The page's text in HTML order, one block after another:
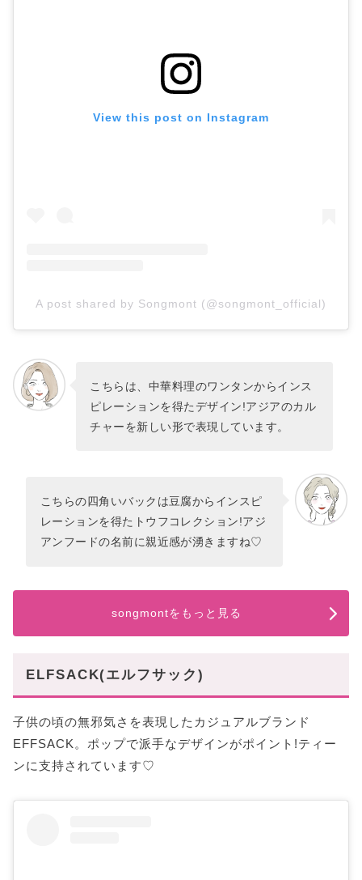
View this post on Instagram
A post shared by Songmont (@songmont_official)
こちらは、中華料理のワンタンからインス
ピレーションを得たデザイン!アジアのカル
チャーを新しい形で表現しています。
こちらの四角いバックは豆腐からインスピ
レーションを得たトウフコレクション!アジ
アンフードの名前に親近感が湧きますね♡
songmontをもっと見る
ELFSACK(エルフサック)
子供の頃の無邪気さを表現したカジュアルブランド
EFFSACK。ポップで派手なデザインがポイント!ティー
ンに支持されています♡